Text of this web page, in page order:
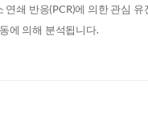
쇄 반응(PCR)에 의한 관심
에 의해 분석됩니다.